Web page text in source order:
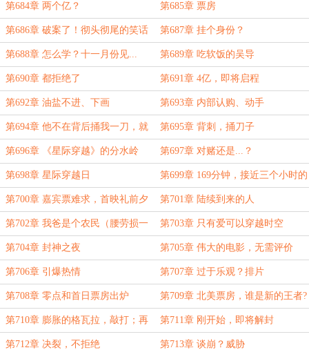
第684章 两个亿？ 第685章 票房
第686章 破案了！彻头彻尾的笑话 第687章 挂个身份？
第688章 怎么学？十一月份见... 第689章 吃软饭的吴导
第690章 都拒绝了 第691章 4亿，即将启程
第692章 油盐不进、下画 第693章 内部认购、动手
第694章 他不在背后捅我一刀，就
算烧高香了
第695章 背刺，捅刀子
第696章 《星际穿越》的分水岭 第697章 对赌还是...？
第698章 星际穿越日 第699章 169分钟，接近三个小时的
影片
第700章 嘉宾票难求，首映礼前夕 第701章 陆续到来的人
第702章 我爸是个农民（腰劳损一
周多，实在受不了去医院了，没法三
章）
第703章 只有爱可以穿越时空
第704章 封神之夜 第705章 伟大的电影，无需评价
第706章 引爆热情 第707章 过于乐观？排片
第708章 零点和首日票房出炉 第709章 北美票房，谁是新的王者?
第710章 膨胀的格瓦拉，敲打；再
创历史
第711章 刚开始，即将解封
第712章 决裂，不拒绝 第713章 谈崩？威胁